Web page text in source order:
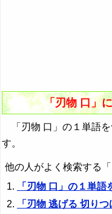
「刃物 口」
「刃物 口」の１単語
す。
他の人がよく検索する
「刃物 口」の１単語
「刃物 逃げる 切り